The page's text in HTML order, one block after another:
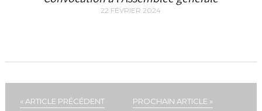
22 FÉVRIER 2024
« ARTICLE PRÉCÉDENT PROCHAIN ARTICLE »